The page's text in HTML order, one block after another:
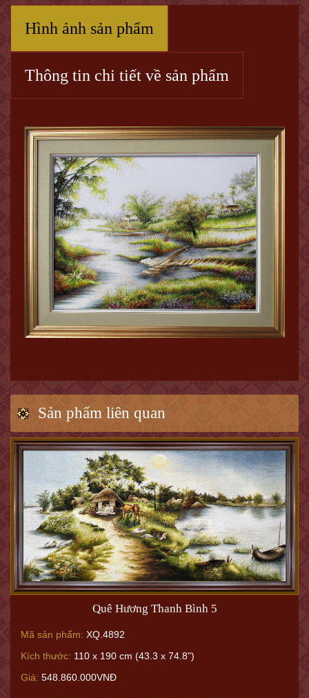
Hình ảnh sản phẩm
Thông tin chi tiết về sản phẩm
Sản phẩm liên quan
Quê Hương Thanh Bình 5
Mã sản phẩm: XQ.4892
Kích thước: 110 x 190 cm (43.3 x 74.8")
Giá: 548.860.000VNĐ